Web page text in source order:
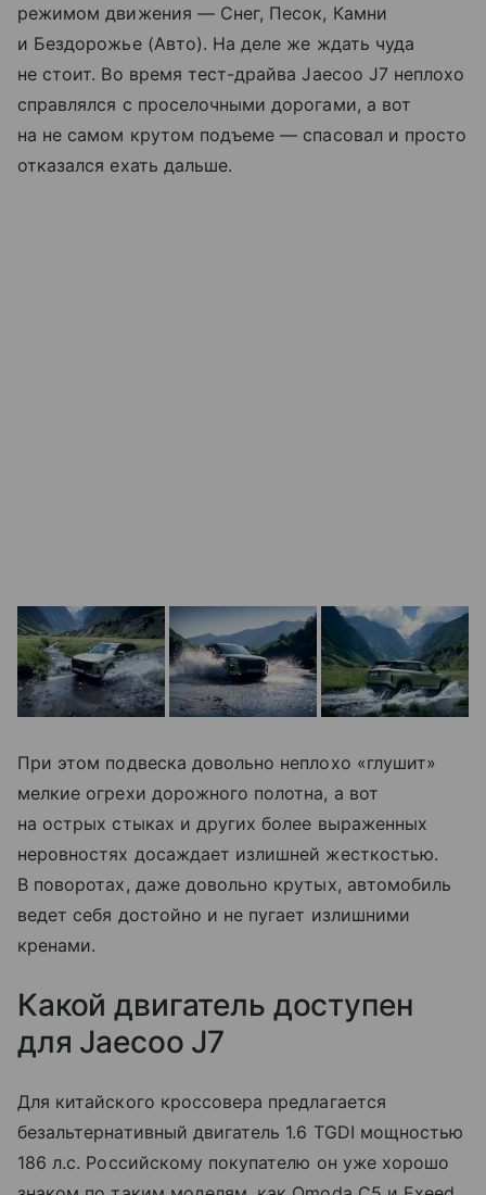
режимом движения — Снег, Песок, Камни
и Бездорожье (Авто). На деле же ждать чуда
не стоит. Во время тест-драйва Jaecoo J7 неплохо
справлялся с проселочными дорогами, а вот
на не самом крутом подъеме — спасовал и просто
отказался ехать дальше.
При этом подвеска довольно неплохо «глушит»
мелкие огрехи дорожного полотна, а вот
на острых стыках и других более выраженных
неровностях досаждает излишней жесткостью.
В поворотах, даже довольно крутых, автомобиль
ведет себя достойно и не пугает излишними
кренами.
Какой двигатель доступен
для Jaecoo J7
Для китайского кроссовера предлагается
безальтернативный двигатель 1.6 TGDI мощностью
186 л.с. Российскому покупателю он уже хорошо